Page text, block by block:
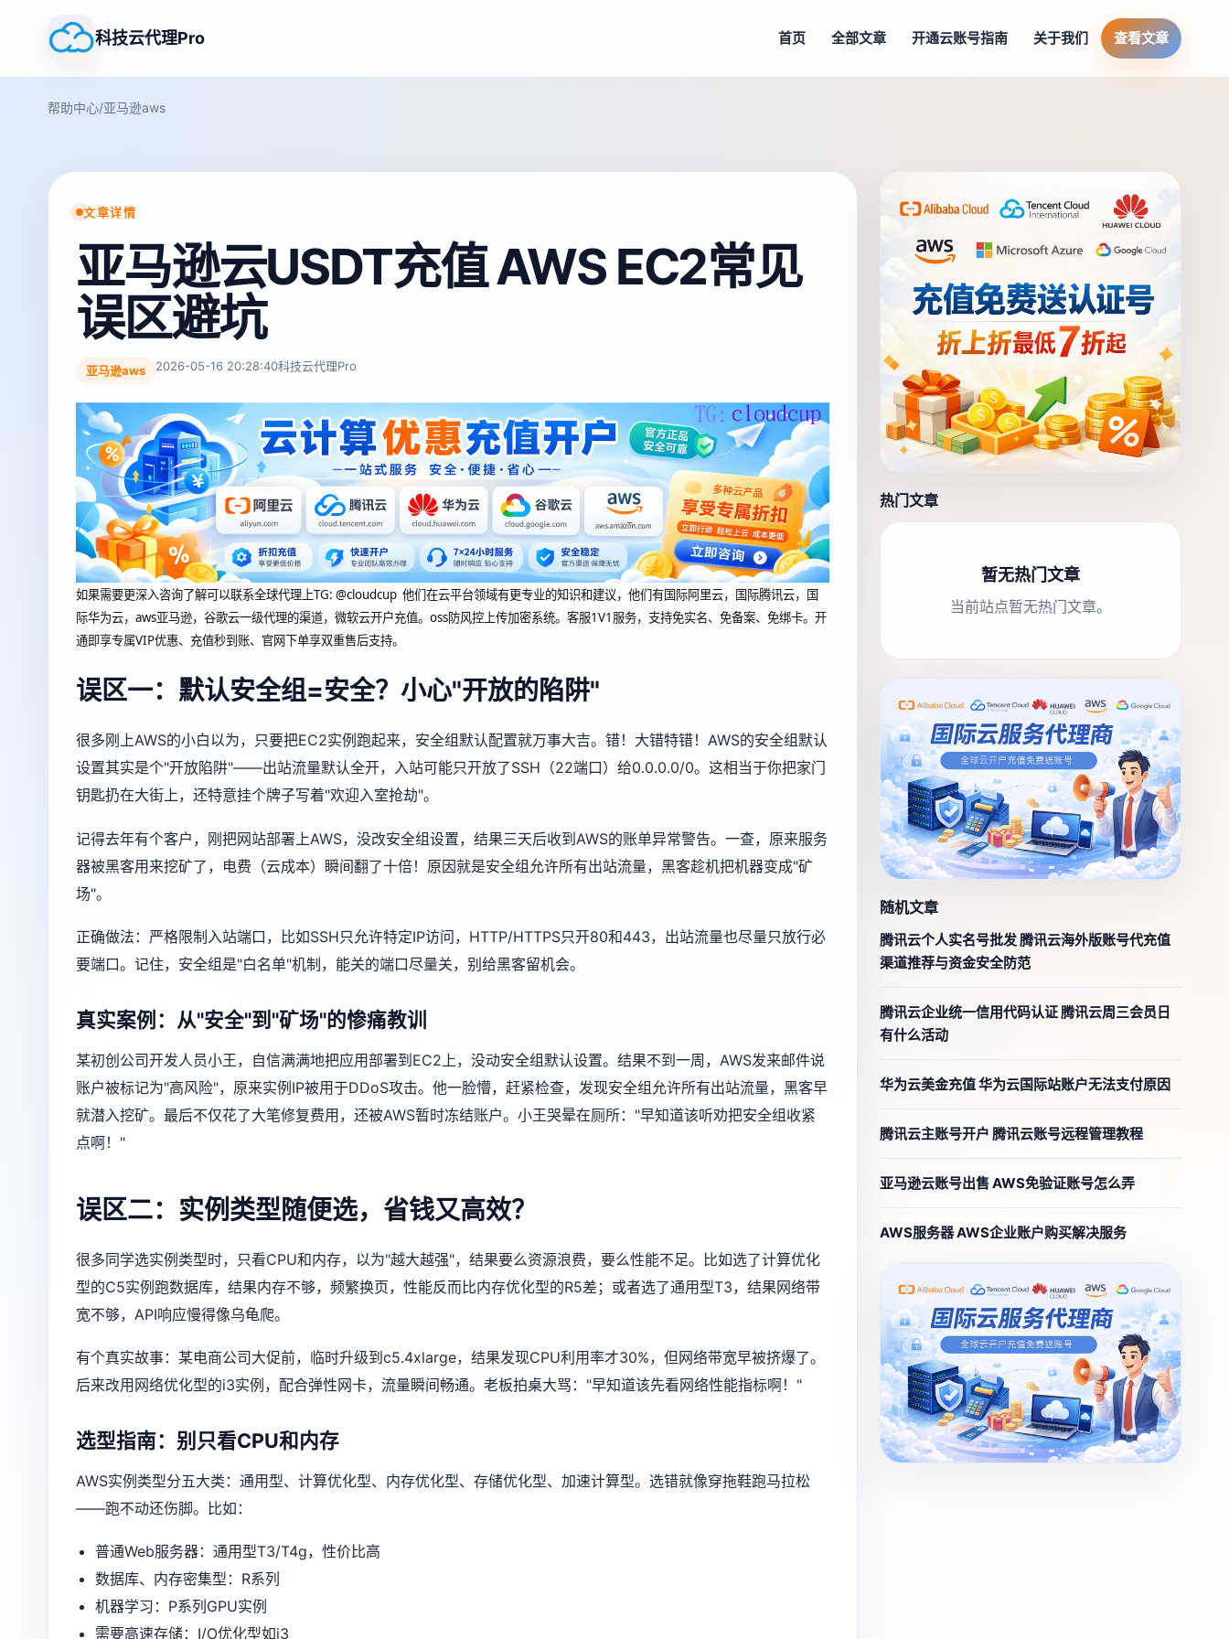
科技云代理Pro 首页 全部文章 开通云账号指南 关于我们 查看文章
帮助中心/亚马逊aws
文章详情
亚马逊云USDT充值 AWS EC2常见
误区避坑
亚马逊aws 2026-05-16 20:28:40科技云代理Pro
如果需要更深入咨询了解可以联系全球代理上TG: @cloudcup 他们在云平台领域有更专业的知识和建议，他们有国际阿里云，国际腾讯云，国
际华为云，aws亚马逊，谷歌云一级代理的渠道，微软云开户充值。oss防风控上传加密系统。客服1V1服务，支持免实名、免备案、免绑卡。开
通即享专属VIP优惠、充值秒到账、官网下单享双重售后支持。
误区一：默认安全组=安全？小心"开放的陷阱"
很多刚上AWS的小白以为，只要把EC2实例跑起来，安全组默认配置就万事大吉。错！大错特错！AWS的安全组默认
设置其实是个"开放陷阱"——出站流量默认全开，入站可能只开放了SSH（22端口）给0.0.0.0/0。这相当于你把家门
钥匙扔在大街上，还特意挂个牌子写着"欢迎入室抢劫"。
记得去年有个客户，刚把网站部署上AWS，没改安全组设置，结果三天后收到AWS的账单异常警告。一查，原来服务
器被黑客用来挖矿了，电费（云成本）瞬间翻了十倍！原因就是安全组允许所有出站流量，黑客趁机把机器变成"矿
场"。
正确做法：严格限制入站端口，比如SSH只允许特定IP访问，HTTP/HTTPS只开80和443，出站流量也尽量只放行必
要端口。记住，安全组是"白名单"机制，能关的端口尽量关，别给黑客留机会。
真实案例：从"安全"到"矿场"的惨痛教训
某初创公司开发人员小王，自信满满地把应用部署到EC2上，没动安全组默认设置。结果不到一周，AWS发来邮件说
账户被标记为"高风险"，原来实例IP被用于DDoS攻击。他一脸懵，赶紧检查，发现安全组允许所有出站流量，黑客早
就潜入挖矿。最后不仅花了大笔修复费用，还被AWS暂时冻结账户。小王哭晕在厕所："早知道该听劝把安全组收紧
点啊！"
误区二：实例类型随便选，省钱又高效？
很多同学选实例类型时，只看CPU和内存，以为"越大越强"，结果要么资源浪费，要么性能不足。比如选了计算优化
型的C5实例跑数据库，结果内存不够，频繁换页，性能反而比内存优化型的R5差；或者选了通用型T3，结果网络带
宽不够，API响应慢得像乌龟爬。
有个真实故事：某电商公司大促前，临时升级到c5.4xlarge，结果发现CPU利用率才30%，但网络带宽早被挤爆了。
后来改用网络优化型的i3实例，配合弹性网卡，流量瞬间畅通。老板拍桌大骂："早知道该先看网络性能指标啊！"
选型指南：别只看CPU和内存
AWS实例类型分五大类：通用型、计算优化型、内存优化型、存储优化型、加速计算型。选错就像穿拖鞋跑马拉松
——跑不动还伤脚。比如：
普通Web服务器：通用型T3/T4g，性价比高
数据库、内存密集型：R系列
机器学习：P系列GPU实例
需要高速存储：I/O优化型如i3
热门文章
暂无热门文章
当前站点暂无热门文章。
随机文章
腾讯云个人实名号批发 腾讯云海外版账号代充值
渠道推荐与资金安全防范
腾讯云企业统一信用代码认证 腾讯云周三会员日
有什么活动
华为云美金充值 华为云国际站账户无法支付原因
腾讯云主账号开户 腾讯云账号远程管理教程
亚马逊云账号出售 AWS免验证账号怎么弄
AWS服务器 AWS企业账户购买解决服务